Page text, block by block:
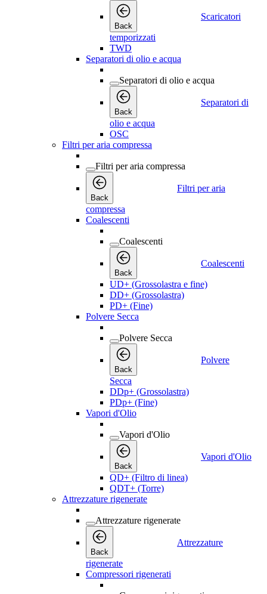
Back
Scaricatori
temporizzati
TWD
Separatori di olio e acqua
Separatori di olio e acqua
Back
Separatori di
olio e acqua
OSC
Filtri per aria compressa
Filtri per aria compressa
Back
Filtri per aria
compressa
Coalescenti
Coalescenti
Back
Coalescenti
UD+ (Grossolastra e fine)
DD+ (Grossolastra)
PD+ (Fine)
Polvere Secca
Polvere Secca
Back
Polvere
Secca
DDp+ (Grossolastra)
PDp+ (Fine)
Vapori d'Olio
Vapori d'Olio
Back
Vapori d'Olio
QD+ (Filtro di linea)
QDT+ (Torre)
Attrezzature rigenerate
Attrezzature rigenerate
Back
Attrezzature
rigenerate
Compressori rigenerati